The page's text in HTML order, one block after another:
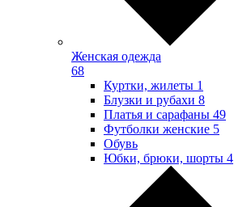
Женская одежда
68
Куртки, жилеты 1
Блузки и рубахи 8
Платья и сарафаны 49
Футболки женские 5
Обувь
Юбки, брюки, шорты 4